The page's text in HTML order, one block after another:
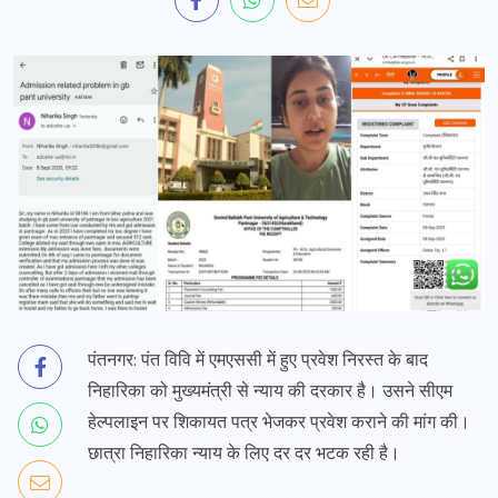
पंतनगर: पंत विवि में एमएससी में हुए प्रवेश निरस्त के बाद
निहारिका को मुख्यमंत्री से न्याय की दरकार है। उसने सीएम
हेल्पलाइन पर शिकायत पत्र भेजकर प्रवेश कराने की मांग की।
छात्रा निहारिका न्याय के लिए दर दर भटक रही है।